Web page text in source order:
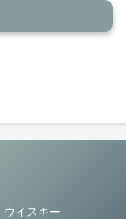
ウイスキー